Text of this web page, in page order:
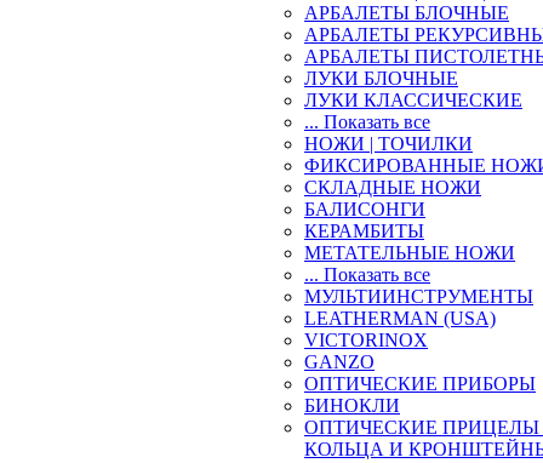
АРБАЛЕТЫ БЛОЧНЫЕ
АРБАЛЕТЫ
АРБАЛЕТЫ
ЛУКИ БЛОЧНЫЕ
ЛУКИ КЛАССИЧЕСКИЕ
... Показать все
НОЖИ | ТОЧИЛКИ
ФИКСИРОВАННЫЕ
СКЛАДНЫЕ НОЖИ
БАЛИСОНГИ
КЕРАМБИТЫ
МЕТАТЕЛЬНЫЕ НОЖИ
... Показать все
МУЛЬТИИНСТРУМЕНТЫ
LEATHERMAN (USA)
VICTORINOX
GANZO
ОПТИЧЕСКИЕ ПРИБОРЫ
БИНОКЛИ
ОПТИЧЕСКИЕ ПРИЦЕЛЫ
КОЛЬЦА И